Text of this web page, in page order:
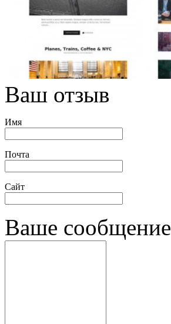
Ваш отзыв
Имя
Почта
Сайт
Ваше сообщение